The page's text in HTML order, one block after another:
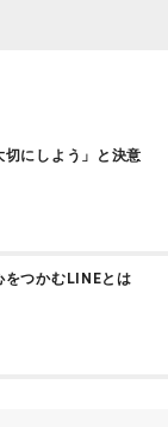
にしよう」と決意
をつかむLINEとは